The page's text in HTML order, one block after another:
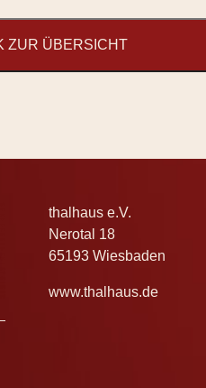
ZUR ÜBERSICHT
thalhaus e.V.
Nerotal 18
65193 Wiesbaden
www.thalhaus.de